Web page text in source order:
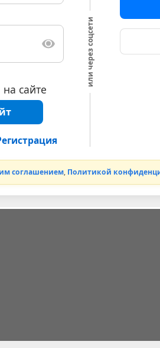
сайте
или через соцсети
соглашением, Политикой